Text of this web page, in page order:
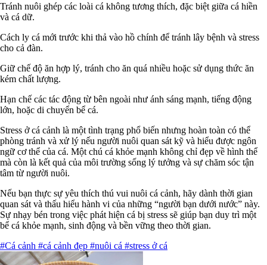
Tránh nuôi ghép các loài cá không tương thích, đặc biệt giữa cá hiền
và cá dữ.
Cách ly cá mới trước khi thả vào hồ chính để tránh lây bệnh và stress
cho cả đàn.
Giữ chế độ ăn hợp lý, tránh cho ăn quá nhiều hoặc sử dụng thức ăn
kém chất lượng.
Hạn chế các tác động từ bên ngoài như ánh sáng mạnh, tiếng động
lớn, hoặc di chuyển bể cá.
Stress ở cá cảnh là một tình trạng phổ biến nhưng hoàn toàn có thể
phòng tránh và xử lý nếu người nuôi quan sát kỹ và hiểu được ngôn
ngữ cơ thể của cá. Một chú cá khỏe mạnh không chỉ đẹp về hình thể
mà còn là kết quả của môi trường sống lý tưởng và sự chăm sóc tận
tâm từ người nuôi.
Nếu bạn thực sự yêu thích thú vui nuôi cá cảnh, hãy dành thời gian
quan sát và thấu hiểu hành vi của những “người bạn dưới nước” này.
Sự nhạy bén trong việc phát hiện cá bị stress sẽ giúp bạn duy trì một
bể cá khỏe mạnh, sinh động và bền vững theo thời gian.
#Cá cảnh #cá cảnh đẹp #nuôi cá #stress ở cá